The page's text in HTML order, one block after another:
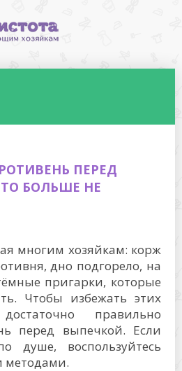
ПЕРЕД
БОЛЬШЕ НЕ
многим хозяйкам: корж
дно подгорело, на
пригарки, которые
Чтобы избежать этих
правильно
перед выпечкой. Если
душе, воспользуйтесь
методами.